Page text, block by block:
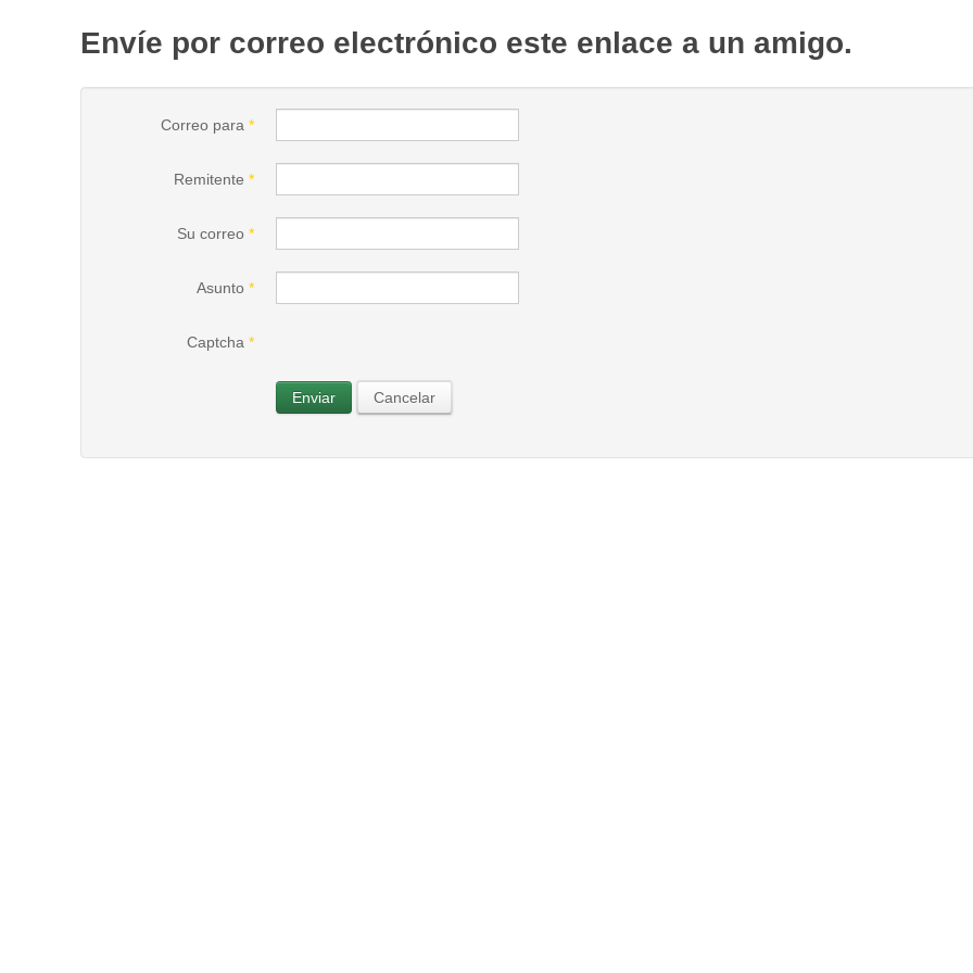
Envíe por correo electrónico este enlace a un amigo.
Correo para *
Remitente *
Su correo *
Asunto *
Captcha *
Enviar Cancelar